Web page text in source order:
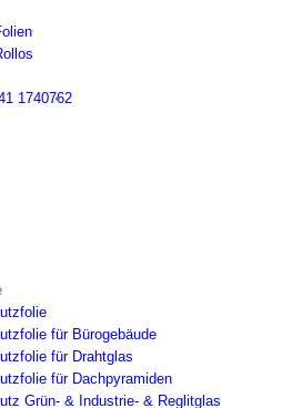
1740762
für Bürogebäude
für Drahtglas
für Dachpyramiden
Grün- & Industrie- & Reglitglas